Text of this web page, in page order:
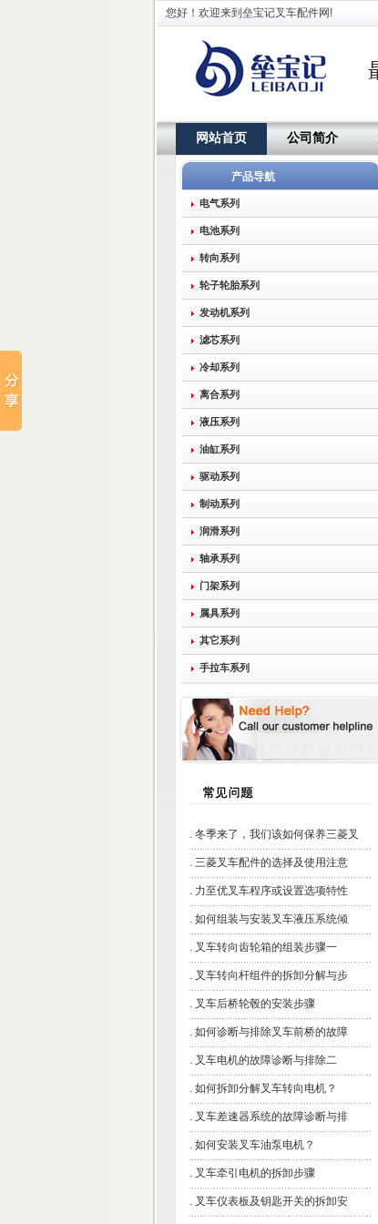
您好！欢迎来到垒宝记叉车配件网!
网站首页 公司简介
产品导航
电气系列
电池系列
转向系列
轮子轮胎系列
发动机系列
滤芯系列
冷却系列
离合系列
液压系列
油缸系列
驱动系列
制动系列
润滑系列
轴承系列
门架系列
属具系列
其它系列
手拉车系列
. 冬季来了，我们该如何保养三菱叉
. 三菱叉车配件的选择及使用注意
. 力至优叉车程序或设置选项特性
. 如何组装与安装叉车液压系统倾
. 叉车转向齿轮箱的组装步骤一
. 叉车转向杆组件的拆卸分解与步
. 叉车后桥轮毂的安装步骤
. 如何诊断与排除叉车前桥的故障
. 叉车电机的故障诊断与排除二
. 如何拆卸分解叉车转向电机？
. 叉车差速器系统的故障诊断与排
. 如何安装叉车油泵电机？
. 叉车牵引电机的拆卸步骤
. 叉车仪表板及钥匙开关的拆卸安